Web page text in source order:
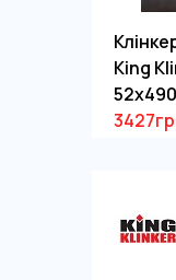
King